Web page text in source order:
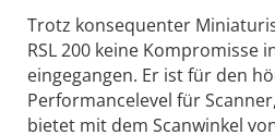
Trotz konsequenter
RSL 200 keine Kompromisse
eingegangen. Er ist für den
Performancelevel für
bietet mit dem Scanwinkel